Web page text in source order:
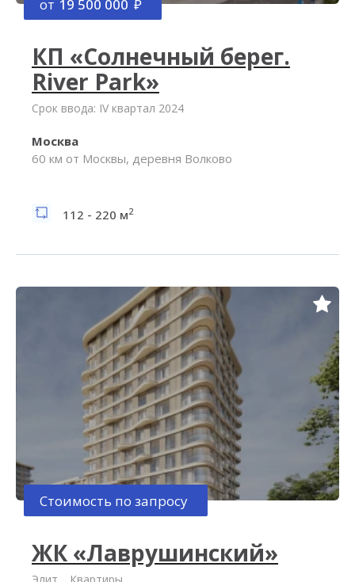
от 19 500 000
КП «Солнечный берег.
River Park»
Срок ввода: IV квартал 2024
Москва
60 км от Москвы, деревня Волково
112 - 220 м2
Стоимость по запросу
ЖК «Лаврушинский»